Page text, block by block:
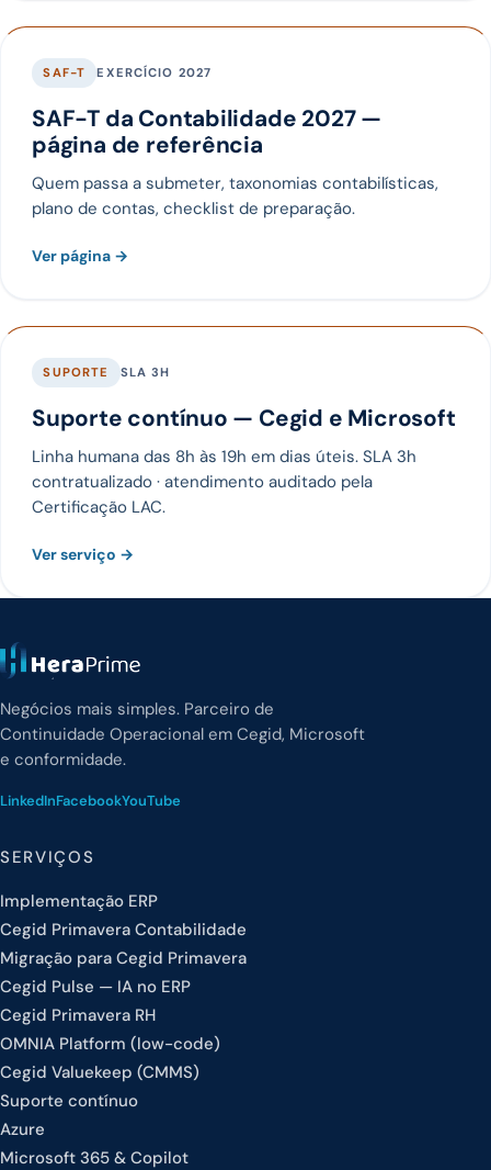
SAF-T EXERCÍCIO 2027
SAF-T da Contabilidade 2027 —
página de referência
Quem passa a submeter, taxonomias contabilísticas,
plano de contas, checklist de preparação.
Ver página →
SUPORTE SLA 3H
Suporte contínuo — Cegid e Microsoft
Linha humana das 8h às 19h em dias úteis. SLA 3h
contratualizado · atendimento auditado pela
Certificação LAC.
Ver serviço →
Negócios mais simples. Parceiro de
Continuidade Operacional em Cegid, Microsoft
e conformidade.
LinkedInFacebookYouTube
SERVIÇOS
Implementação ERP
Cegid Primavera Contabilidade
Migração para Cegid Primavera
Cegid Pulse — IA no ERP
Cegid Primavera RH
OMNIA Platform (low-code)
Cegid Valuekeep (CMMS)
Suporte contínuo
Azure
Microsoft 365 & Copilot